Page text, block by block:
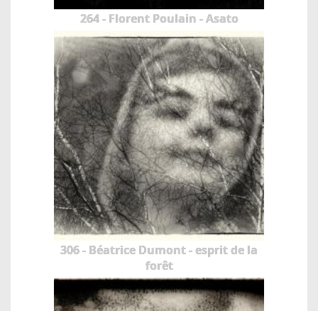
264 - Florent Poulain - Asato
306 - Béatrice Dumont - esprit de la
forêt